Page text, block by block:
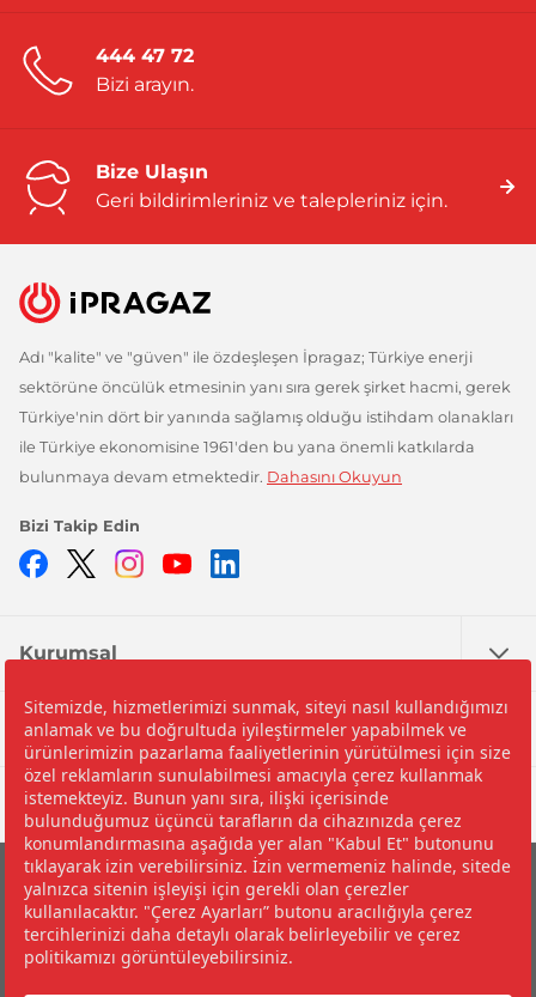
444 47 72
Bizi arayın.
Bize Ulaşın
Geri bildirimleriniz ve talepleriniz için.
Adı "kalite" ve "güven" ile özdeşleşen İpragaz; Türkiye enerji
sektörüne öncülük etmesinin yanı sıra gerek şirket hacmi, gerek
Türkiye'nin dört bir yanında sağlamış olduğu istihdam olanakları
ile Türkiye ekonomisine 1961'den bu yana önemli katkılarda
bulunmaya devam etmektedir. Dahasını Okuyun
Bizi Takip Edin
Facebook
TwitterInstagramYouTube
Kurumsal
Nedir?
Yardım
©2026 İpragaz A.Ş.
Çerez Politikası ve Çerez Tercihleriniz